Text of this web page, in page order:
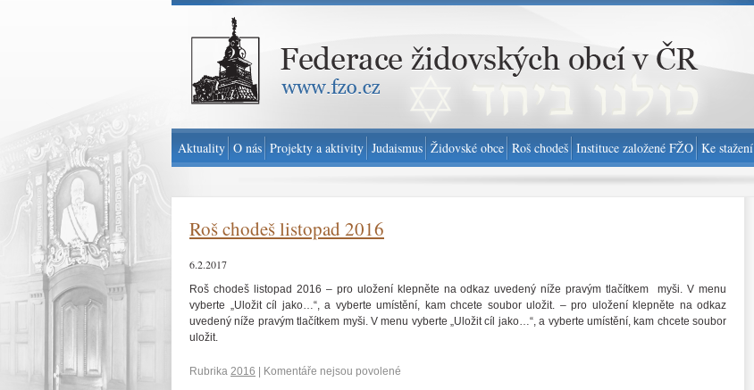
Federace židovských obcí v ČR - www.fzo.cz
Roš chodeš listopad 2016
6.2.2017
Roš chodeš listopad 2016 – pro uložení klepněte na odkaz uvedený níže pravým tlačítkem myši. V menu
vyberte „Uložit cíl jako…“, a vyberte umístění, kam chcete soubor uložit. – pro uložení klepněte na odkaz
uvedený níže pravým tlačítkem myši. V menu vyberte „Uložit cíl jako…“, a vyberte umístění, kam chcete soubor
uložit.
Rubrika 2016 Komentáře nejsou povolené
Aktuality O nás Projekty a aktivity Judaismus Židovské obce Roš chodeš Instituce založené FŽO Ke stažení